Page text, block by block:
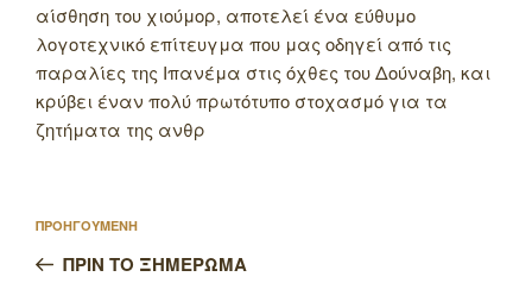
αίσθηση του χιούμορ, αποτελεί ένα εύθυμο
λογοτεχνικό επίτευγμα που μας οδηγεί από τις
παραλίες της Ιπανέμα στις όχθες του Δούναβη, και
κρύβει έναν πολύ πρωτότυπο στοχασμό για τα
ζητήματα της ανθρ
άρθρων
Προηγούμενο
άρθρο
ΠΡΟΗΓΟΥΜΕΝΗ
ΠΡΙΝ ΤΟ ΞΗΜΕΡΩΜΑ